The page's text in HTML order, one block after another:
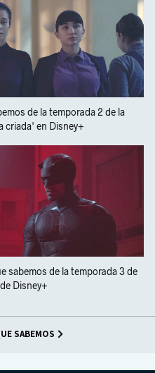
de la temporada 2 de la
criada' en Disney+
sabemos de la temporada 3 de
Disney+
SABEMOS